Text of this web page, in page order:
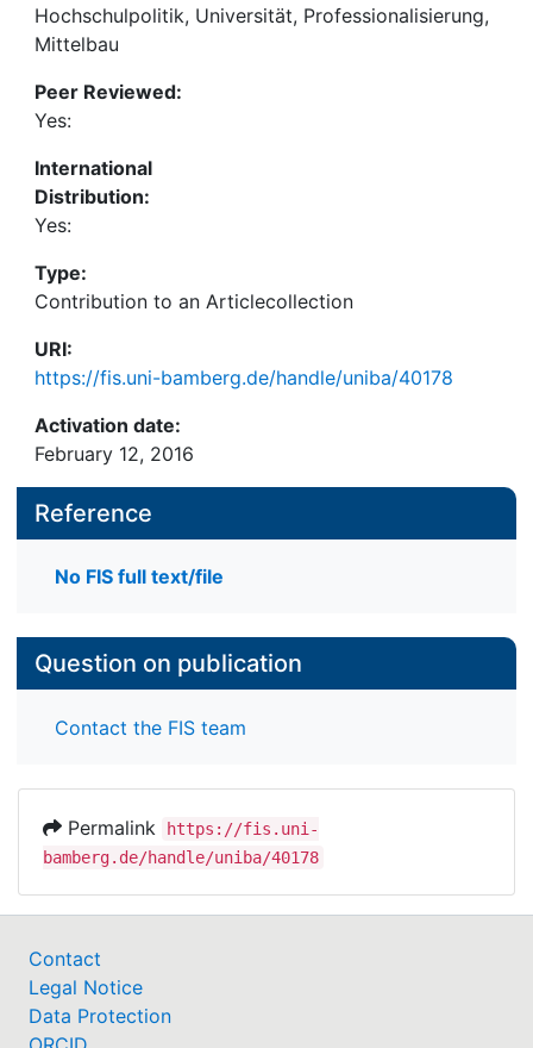
Hochschulpolitik, Universität, Professionalisierung,
Mittelbau
Peer Reviewed:
Yes:
International
Distribution:
Yes:
Type:
Contribution to an Articlecollection
URI:
https://fis.uni-bamberg.de/handle/uniba/40178
Activation date:
February 12, 2016
Reference
No FIS full text/file
Question on publication
Contact the FIS team
Permalink
https://fis.uni-
bamberg.de/handle/uniba/40178
Contact
Legal Notice
Data Protection